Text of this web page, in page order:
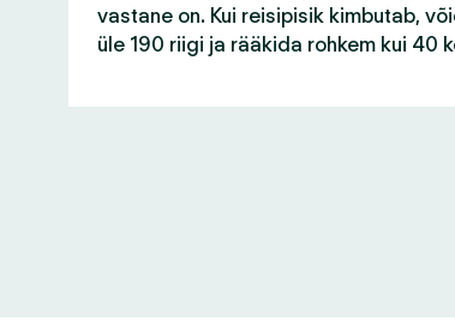
vastane on. Kui reisipisik kimbutab,
üle 190 riigi ja rääkida rohkem kui 40